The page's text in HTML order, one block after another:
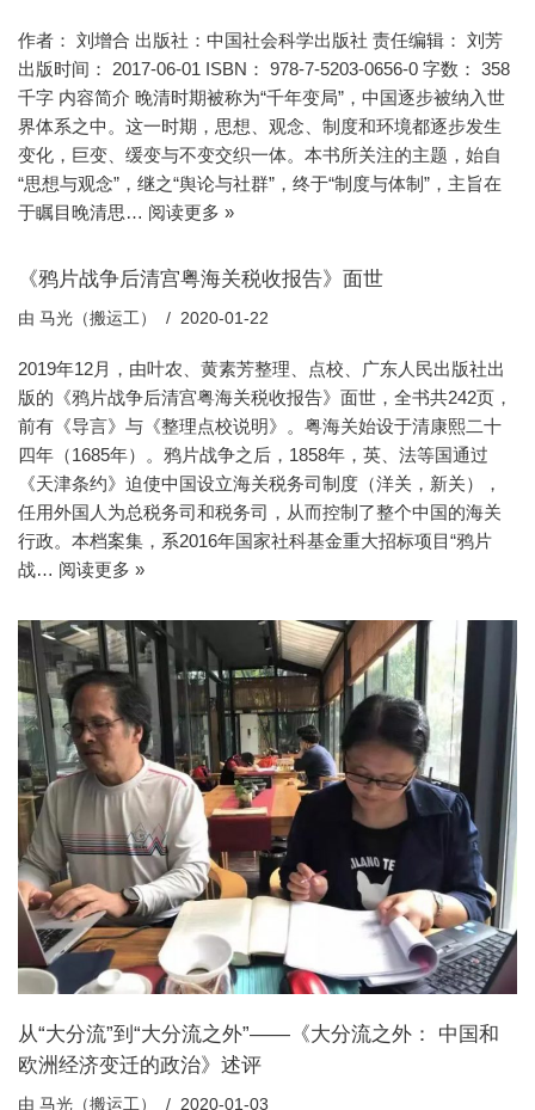
作者： 刘增合 出版社：中国社会科学出版社 责任编辑： 刘芳
出版时间： 2017-06-01 ISBN： 978-7-5203-0656-0 字数： 358
千字 内容简介 晚清时期被称为“千年变局”，中国逐步被纳入世
界体系之中。这一时期，思想、观念、制度和环境都逐步发生
变化，巨变、缓变与不变交织一体。本书所关注的主题，始自
“思想与观念”，继之“舆论与社群”，终于“制度与体制”，主旨在
于瞩目晚清思… 阅读更多 »
《鸦片战争后清宫粤海关税收报告》面世
由 马光（搬运工） 2020-01-22
2019年12月，由叶农、黄素芳整理、点校、广东人民出版社出
版的《鸦片战争后清宫粤海关税收报告》面世，全书共242页，
前有《导言》与《整理点校说明》。粤海关始设于清康熙二十
四年（1685年）。鸦片战争之后，1858年，英、法等国通过
《天津条约》迫使中国设立海关税务司制度（洋关，新关），
任用外国人为总税务司和税务司，从而控制了整个中国的海关
行政。本档案集，系2016年国家社科基金重大招标项目“鸦片
战… 阅读更多 »
从“大分流”到“大分流之外”——《大分流之外： 中国和
欧洲经济变迁的政治》述评
由 马光（搬运工） 2020-01-03